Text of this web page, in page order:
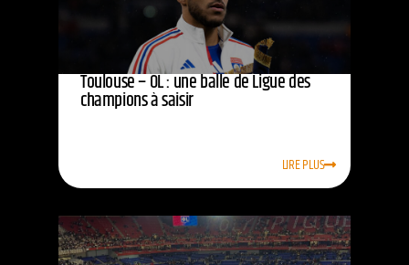
Toulouse – OL : une balle de Ligue des
champions à saisir
LIRE PLUS